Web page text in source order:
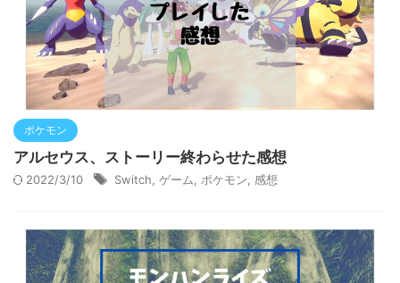
ポケモン
アルセウス、ストーリー終わらせた感想
2022/3/10 Switch ゲーム ポケモン 感想